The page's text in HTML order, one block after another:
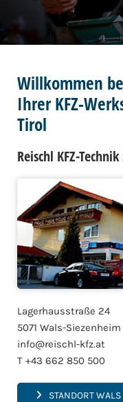
Willkommen
Ihrer KFZ-
Tirol
Reischl KFZ-
Lagerhausstraße 24
5071 Wals-Siezenheim
info@reischl-kfz.at
T +43 662 850 500
STANDORT WALS